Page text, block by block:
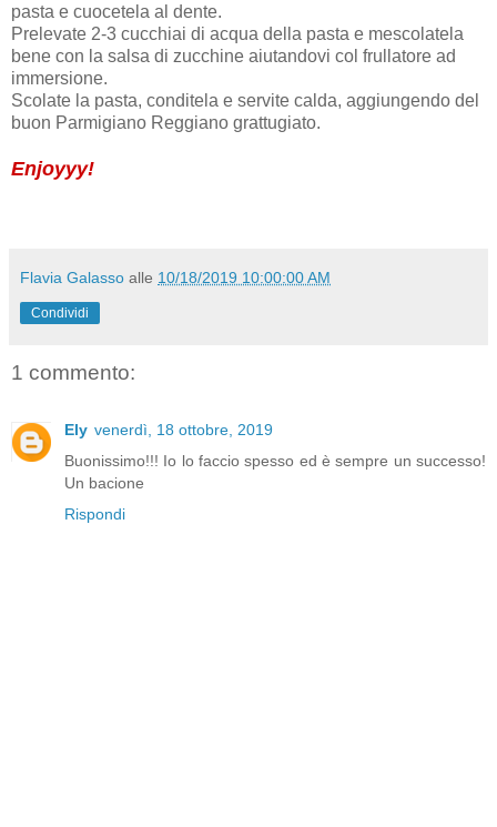
pasta e cuocetela al dente.
Prelevate 2-3 cucchiai di acqua della pasta e mescolatela
bene con la salsa di zucchine aiutandovi col frullatore ad
immersione.
Scolate la pasta, conditela e servite calda, aggiungendo del
buon Parmigiano Reggiano grattugiato.
Enjoyyy!
Flavia Galasso alle 10/18/2019 10:00:00 AM
Condividi
1 commento:
Ely venerdì, 18 ottobre, 2019
Buonissimo!!! Io lo faccio spesso ed è sempre un successo!
Un bacione
Rispondi